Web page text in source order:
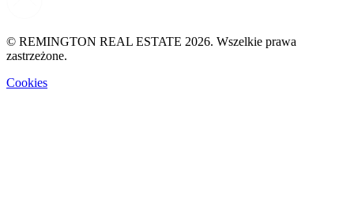
© REMINGTON REAL ESTATE 2026. Wszelkie prawa
zastrzeżone.
Cookies